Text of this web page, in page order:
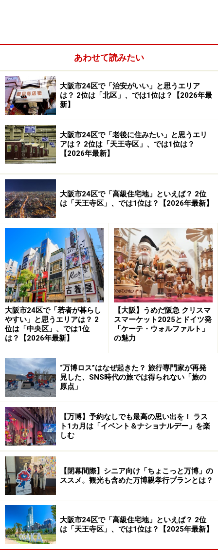
新大阪駅のKIOSKでも扱っていますので、お土産を買う
時間がない時にも
あせらず購入でき、色々な意味で重宝しています。お薦
めですよ！
■面白い恋人
メーカー：株式会社よしもと倶楽部
KIOSKなど
HP：www.yoshimotoclub.co.jp/index.php
※データは記事公開時点のものです。
るるぶ大阪'14 (国内シリーズ)
るるぶ今田知らない大阪グルメ (JTBのムック)
あわせて読みたい
大阪市24区で「治安がいい」と思うエリア
は？ 2位は「北区」、では1位は？【2026年最
新】
大阪市24区で「老後に住みたい」と思うエリ
アは？ 2位は「天王寺区」、では1位は？
【2026年最新】
大阪市24区で「高級住宅地」といえば？ 2位
は「天王寺区」、では1位は？【2026年最新】
大阪市24区で「若者が暮らし
やすい」と思うエリアは？ 2
位は「中央区」、では1位
は？【2026年最新】
【大阪】うめだ阪急 クリスマ
スマーケット2025とドイツ発
「ケーテ・ウォルファルト」
の魅力
“万博ロス”はなぜ起きた？ 旅行専門家が再発
見した、SNS時代の旅では得られない「旅の
原点」
【万博】予約なしでも最高の思い出を！ ラス
ト1カ月は「イベント＆ナショナルデー」を楽
しむ
【閉幕間際】シニア向け「ちょこっと万博」の
ススメ。観光も含めた万博親孝行プランとは？
大阪市24区で「高級住宅地」といえば？ 2位
は「天王寺区」、では1位は？【2025年最新】